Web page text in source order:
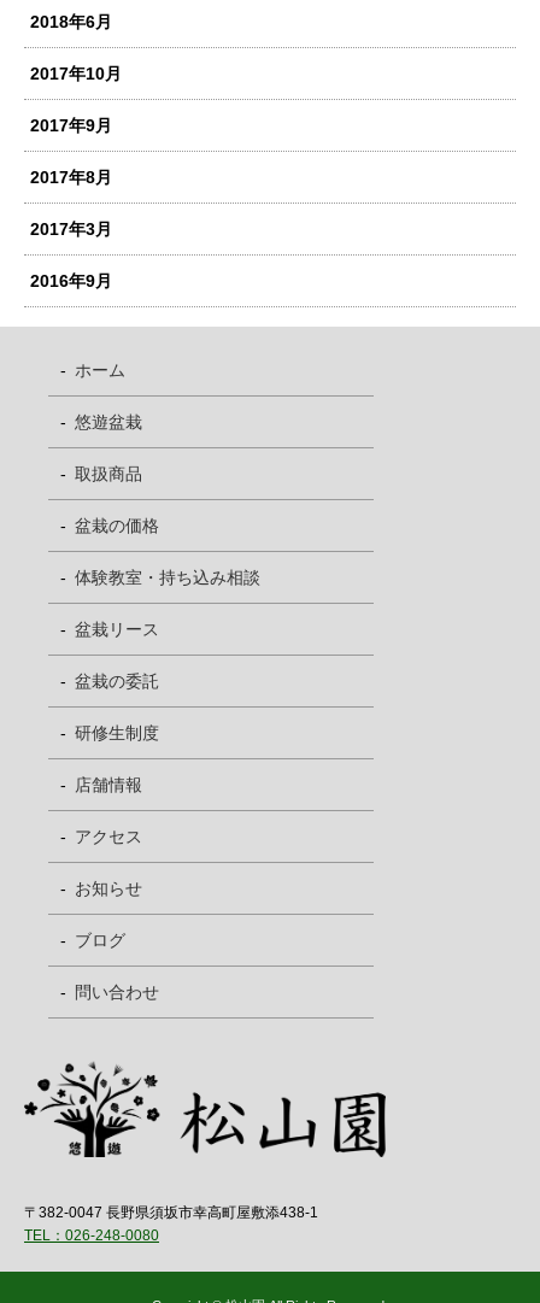
2018年6月
2017年10月
2017年9月
2017年8月
2017年3月
2016年9月
ホーム
悠遊盆栽
取扱商品
盆栽の価格
体験教室・持ち込み相談
盆栽リース
盆栽の委託
研修生制度
店舗情報
アクセス
お知らせ
ブログ
問い合わせ
〒382-0047 長野県須坂市幸高町屋敷添438-1
TEL：026-248-0080